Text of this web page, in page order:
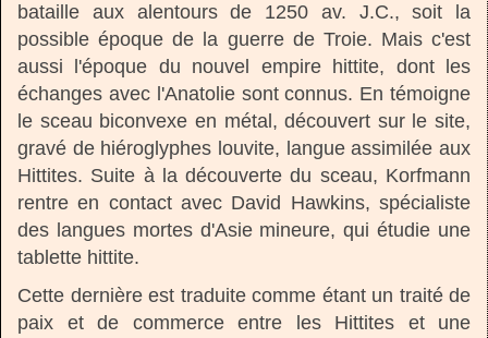
bataille aux alentours de 1250 av. J.C., soit la
possible époque de la guerre de Troie. Mais c'est
aussi l'époque du nouvel empire hittite, dont les
échanges avec l'Anatolie sont connus. En témoigne
le sceau biconvexe en métal, découvert sur le site,
gravé de hiéroglyphes louvite, langue assimilée aux
Hittites. Suite à la découverte du sceau, Korfmann
rentre en contact avec David Hawkins, spécialiste
des langues mortes d'Asie mineure, qui étudie une
tablette hittite.
Cette dernière est traduite comme étant un traité de
paix et de commerce entre les Hittites et une